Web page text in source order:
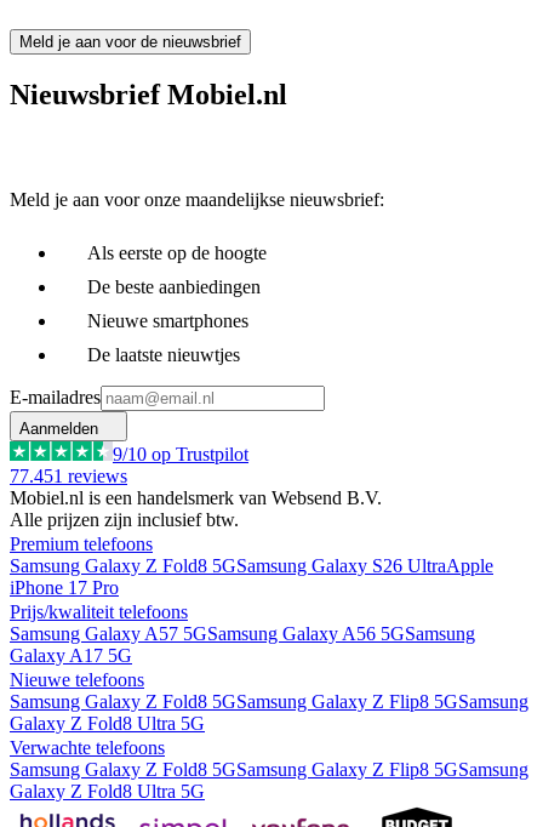
Meld je aan voor de nieuwsbrief
Nieuwsbrief Mobiel.nl
Meld je aan voor onze maandelijkse nieuwsbrief:
Als eerste op de hoogte
De beste aanbiedingen
Nieuwe smartphones
De laatste nieuwtjes
E-mailadres
Aanmelden
9/10 op Trustpilot
77.451 reviews
Mobiel.nl is een handelsmerk van Websend B.V.
Alle prijzen zijn inclusief btw.
Premium telefoons
Samsung Galaxy Z Fold8 5GSamsung Galaxy S26 UltraApple
iPhone 17 Pro
Prijs/kwaliteit telefoons
Samsung Galaxy A57 5GSamsung Galaxy A56 5GSamsung
Galaxy A17 5G
Nieuwe telefoons
Samsung Galaxy Z Fold8 5GSamsung Galaxy Z Flip8 5GSamsung
Galaxy Z Fold8 Ultra 5G
Verwachte telefoons
Samsung Galaxy Z Fold8 5GSamsung Galaxy Z Flip8 5GSamsung
Galaxy Z Fold8 Ultra 5G